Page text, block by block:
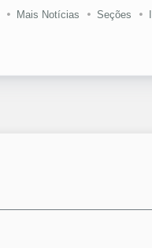
Mais Notícias Seções